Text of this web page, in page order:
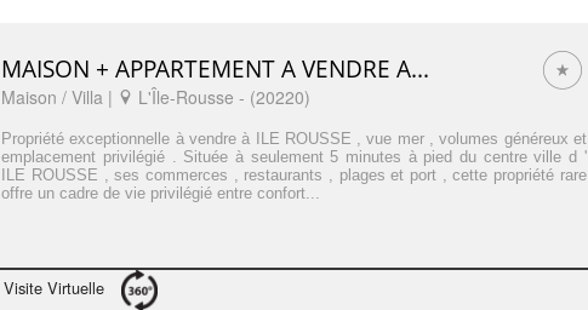
MAISON + APPARTEMENT A VENDRE A...
Maison / Villa | L'Île-Rousse - (20220)
Propriété exceptionnelle à vendre à ILE ROUSSE , vue mer , volumes généreux et
emplacement privilégié . Située à seulement 5 minutes à pied du centre ville d '
ILE ROUSSE , ses commerces , restaurants , plages et port , cette propriété rare
offre un cadre de vie privilégié entre confort...
Visite Virtuelle